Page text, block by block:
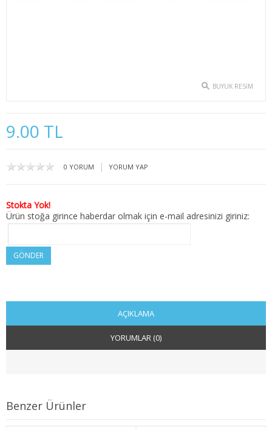
1. SINIF 1. YARIYIL KAMU
1. SINIF 2. YARIYIL KAMU
2. SINIF 4. YARIYIL KAMU
3. SINIF 6. YARIYIL KAMU
4. SINIF 7. YARIYIL KAMU
BUYUK RESIM
9.00 TL
0 YORUM | YORUM YAP
Stokta Yok!
Ürün stoğa girince haberdar olmak için e-mail adresinizi giriniz:
GÖNDER
AÇIKLAMA
YORUMLAR (0)
Benzer Ürünler